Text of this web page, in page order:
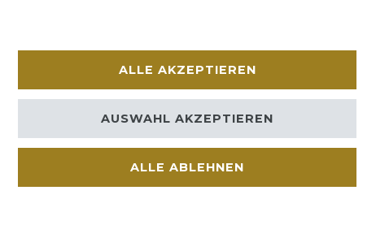
ALLE AKZEPTIEREN
ALLE ABLEHNEN
AUSWAHL AKZEPTIEREN